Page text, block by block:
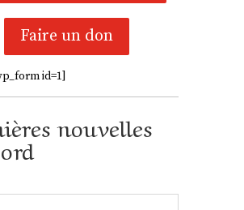
Faire un don
id=1]
nouvelles